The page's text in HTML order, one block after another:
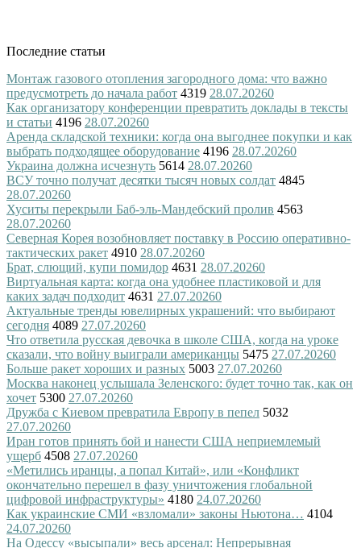
Последние статьи
Монтаж газового отопления загородного дома: что важно
предусмотреть до начала работ 4319 28.07.20260
Как организатору конференции превратить доклады в тексты
и статьи 4196 28.07.20260
Аренда складской техники: когда она выгоднее покупки и как
выбрать подходящее оборудование 4196 28.07.20260
Украина должна исчезнуть 5614 28.07.20260
ВСУ точно получат десятки тысяч новых солдат 4845
28.07.20260
Хуситы перекрыли Баб-эль-Мандебский пролив 4563
28.07.20260
Северная Корея возобновляет поставку в Россию оперативно-
тактических ракет 4910 28.07.20260
Брат, слющий, купи помидор 4631 28.07.20260
Виртуальная карта: когда она удобнее пластиковой и для
каких задач подходит 4631 27.07.20260
Актуальные тренды ювелирных украшений: что выбирают
сегодня 4089 27.07.20260
Что ответила русская девочка в школе США, когда на уроке
сказали, что войну выиграли американцы 5475 27.07.20260
Больше ракет хороших и разных 5003 27.07.20260
Москва наконец услышала Зеленского: будет точно так, как он
хочет 5300 27.07.20260
Дружба с Киевом превратила Европу в пепел 5032
27.07.20260
Иран готов принять бой и нанести США неприемлемый
ущерб 4508 27.07.20260
«Метились иранцы, а попал Китай», или «Конфликт
окончательно перешел в фазу уничтожения глобальной
цифровой инфраструктуры» 4180 24.07.20260
Как украинские СМИ «взломали» законы Ньютона… 4104
24.07.20260
На Одессу «высыпали» весь арсенал: Непрерывная